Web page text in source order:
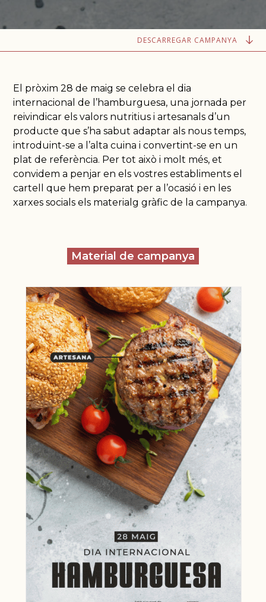
DESCARREGAR CAMPANYA
El pròxim 28 de maig se celebra el dia
internacional de l’hamburguesa, una jornada per
reivindicar els valors nutritius i artesanals d’un
producte que s’ha sabut adaptar als nous temps,
introduint-se a l’alta cuina i convertint-se en un
plat de referència. Per tot això i molt més, et
convidem a penjar en els vostres establiments el
cartell que hem preparat per a l’ocasió i en les
xarxes socials els materialg gràfic de la campanya.
Material de campanya